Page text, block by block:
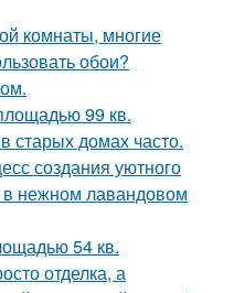
комнаты, многие
обои?
99 кв.
старых домах часто.
создания уютного
в нежном лавандовом
54 кв.
отделка, а